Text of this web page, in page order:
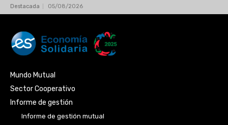
Destacada 05/08/2026
Mundo Mutual
Sector Cooperativo
Informe de gestión
Informe de gestión mutual